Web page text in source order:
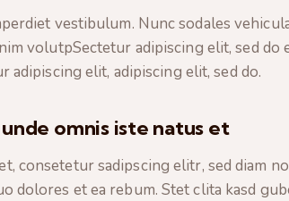
vestibulum. Nunc sodales
volutpSectetur adipiscing elit, sed
adipiscing elit, adipiscing elit, sed do.
omnis iste natus et
consetetur sadipscing elitr, sed diam
dolores et ea rebum. Stet clita kasd